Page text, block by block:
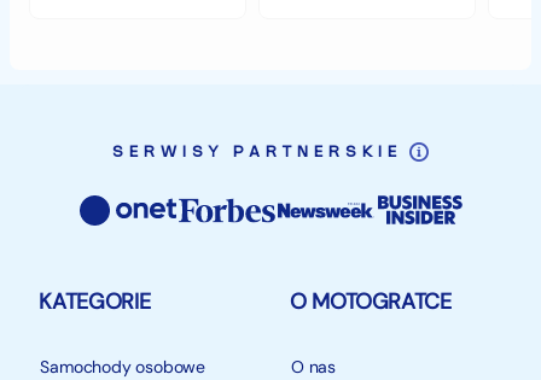
SERWISY PARTNERSKIE
KATEGORIE
Samochody osobowe
O MOTOGRATCE
O nas